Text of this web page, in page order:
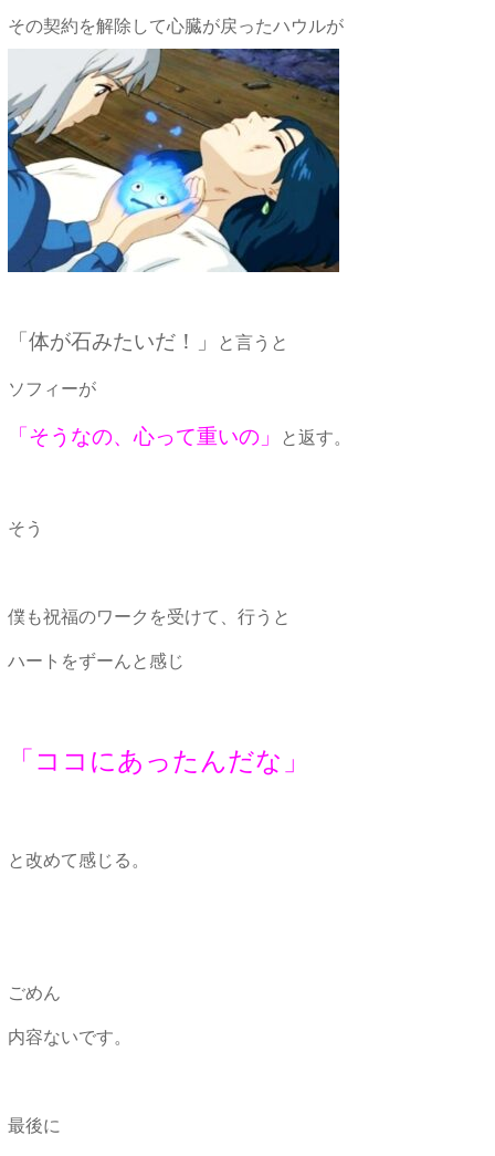
その契約を解除して心臓が戻ったハウルが
「体が石みたいだ！」 と言うと
ソフィーが
「そうなの、心って重いの」 と返す。
そう
僕も祝福のワークを受けて、行うと
ハートをずーんと感じ
「ココにあったんだな」
と改めて感じる。
ごめん
内容ないです。
最後に